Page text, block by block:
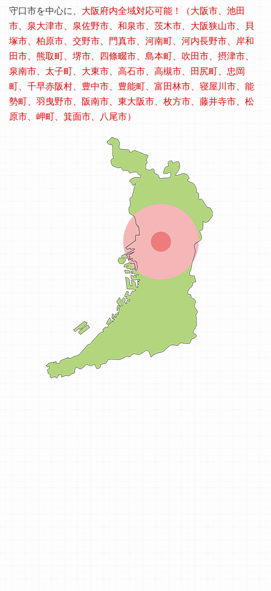
守口市を中心に、 大阪府内全域対応可能！（大阪市、池田
市、泉大津市、泉佐野市、和泉市、茨木市、大阪狭山市、貝
塚市、柏原市、交野市、門真市、河南町、河内長野市、岸和
田市、熊取町、堺市、四條畷市、島本町、吹田市、摂津市、
泉南市、太子町、大東市、高石市、高槻市、田尻町、忠岡
町、千早赤阪村、豊中市、豊能町、富田林市、寝屋川市、能
勢町、羽曳野市、阪南市、東大阪市、枚方市、藤井寺市、松
原市、岬町、箕面市、八尾市）